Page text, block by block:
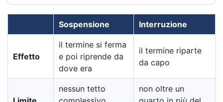
Sospensione Interruzione
Effetto
il termine si ferma
e poi riprende da
dove era
il termine riparte
da capo
nessun tetto
non oltre un